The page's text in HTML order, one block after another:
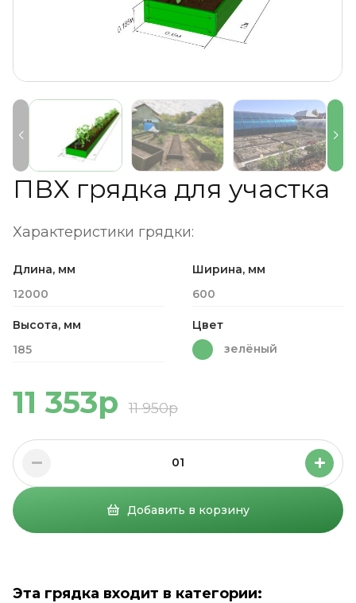
ПВХ грядка для участка
Характеристики грядки:
Длина, мм
12000
Ширина, мм
600
Высота, мм
185
Цвет
зелёный
11 353р 11 950р
01
Добавить в корзину
Эта грядка входит в категории: